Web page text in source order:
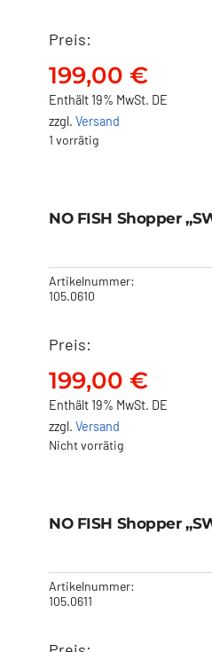
Preis:
199,00 €
Enthält 19% MwSt. DE
zzgl. Versand
1 vorrätig
Ausverkauft!
NO FISH Shopper
Artikelnummer:
105.0610
Preis:
199,00 €
Enthält 19% MwSt. DE
zzgl. Versand
Nicht vorrätig
Ausverkauft!
NO FISH Shopper
Artikelnummer:
105.0611